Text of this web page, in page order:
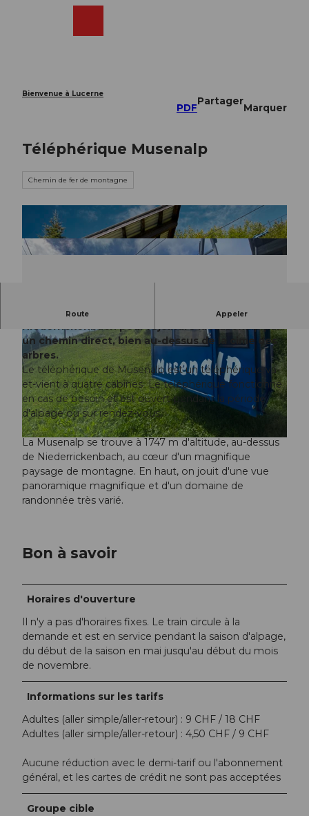
Bienvenue à Lucerne
PDF
Partager
Marquer
Téléphérique Musenalp
Chemin de fer de montagne
© Beat Brechbühl |CC-BY-ND
© Nidwalden Tourismus |CC-BY-NC-ND
Route Appeler
Le téléphérique de l'établissement part de
Niederrickenbach pour rejoindre la Musenalp par
un chemin direct, bien au-dessus de la cime des
arbres.
Le téléphérique de Musenalp est un téléphérique va-
et-vient à quatre cabines Le téléphérique fonctionne
en cas de besoin et est ouvert pendant la période
d'alpage ou sur rendez-vous.
La Musenalp se trouve à 1747 m d'altitude, au-dessus
de Niederrickenbach, au cœur d'un magnifique
paysage de montagne. En haut, on jouit d'une vue
panoramique magnifique et d'un domaine de
randonnée très varié.
Bon à savoir
Horaires d'ouverture
Il n'y a pas d'horaires fixes. Le train circule à la
demande et est en service pendant la saison d'alpage,
du début de la saison en mai jusqu'au début du mois
de novembre.
Informations sur les tarifs
Adultes (aller simple/aller-retour) : 9 CHF / 18 CHF
Adultes (aller simple/aller-retour) : 4,50 CHF / 9 CHF
Aucune réduction avec le demi-tarif ou l'abonnement
général, et les cartes de crédit ne sont pas acceptées
Groupe cible